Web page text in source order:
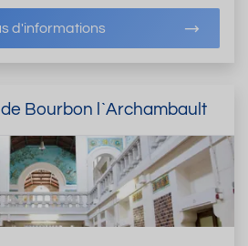
d'informations
Bourbon l`Archambault